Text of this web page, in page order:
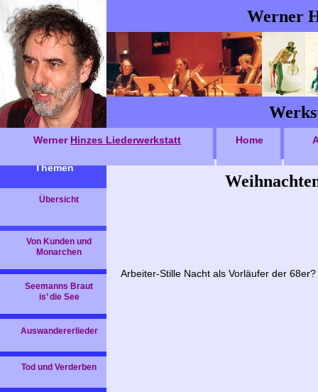
Werner
Themen
Übersicht
Von Kunden und
Monarchen
Seemanns Braut
is’ die See
Auswandererlieder
Tod und Verderben
Arbeiter-Stille Nacht als Vorläufer der 68er?
Werner Hinzes Liederwerkstatt Home